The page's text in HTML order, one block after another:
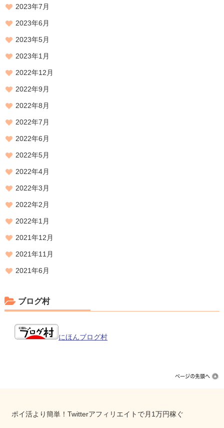
2023年7月
2023年6月
2023年5月
2023年1月
2022年12月
2022年9月
2022年8月
2022年7月
2022年6月
2022年5月
2022年4月
2022年3月
2022年2月
2022年1月
2021年12月
2021年11月
2021年6月
ブログ村
にほんブログ村
ポイ活より簡単！Twitterアフィリエイトで月1万円稼ぐ